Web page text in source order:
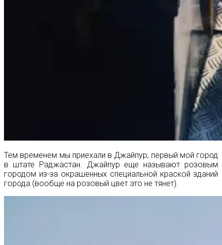
Тем временем мы приехали в Джайпур, первый мой город
в штате Раджастан. Джайпур еще называют розовым
городом из-за окрашенных специальной краской зданий
города (вообще на розовый цвет это не тянет).